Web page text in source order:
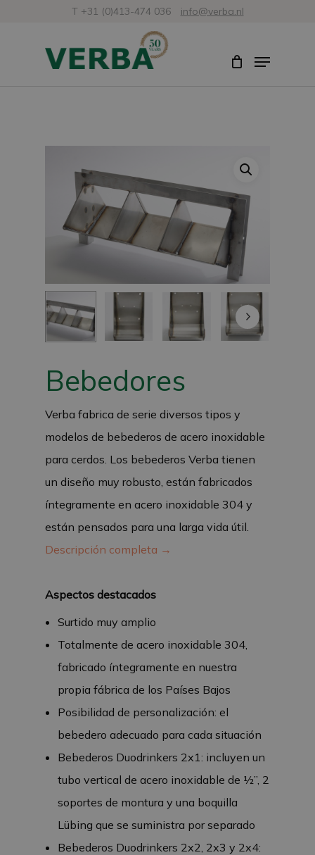
contenido
T +31 (0)413-474 036 info@verba.nl
Menú
Bebedores
Verba fabrica de serie diversos tipos y
modelos de bebederos de acero inoxidable
para cerdos. Los bebederos Verba tienen
un diseño muy robusto, están fabricados
íntegramente en acero inoxidable 304 y
están pensados para una larga vida útil.
Descripción completa →
Aspectos destacados
Surtido muy amplio
Totalmente de acero inoxidable 304,
fabricado íntegramente en nuestra
propia fábrica de los Países Bajos
Posibilidad de personalización: el
bebedero adecuado para cada situación
Bebederos Duodrinkers 2x1: incluyen un
tubo vertical de acero inoxidable de ½”, 2
soportes de montura y una boquilla
Lübing que se suministra por separado
Bebederos Duodrinkers 2x2, 2x3 y 2x4: